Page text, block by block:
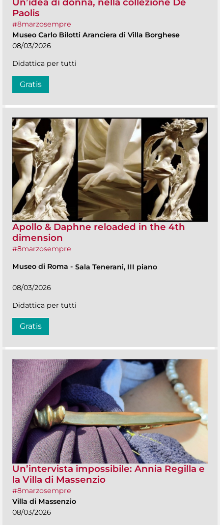
Paolis
#8marzosempre
Museo Carlo Bilotti Aranciera di Villa Borghese
08/03/2026
Didattica per tutti
Gratis
Apollo & Daphne reloaded in the 4th
dimension
#8marzosempre
Museo di Roma - Sala Tenerani, III piano
08/03/2026
Didattica per tutti
Gratis
Un’intervista impossibile: Annia Regilla e
la Villa di Massenzio
#8marzosempre
Villa di Massenzio
08/03/2026